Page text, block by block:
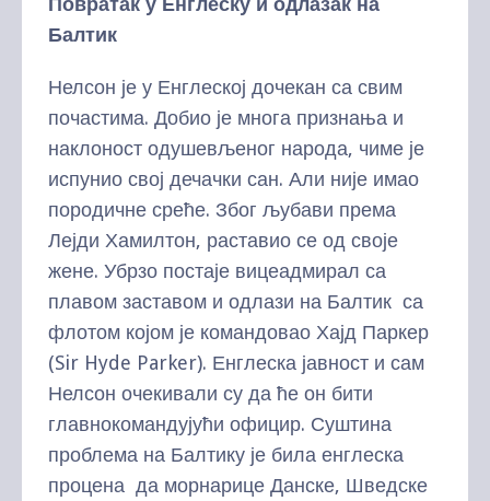
Балтик
Нелсон је у Енглеској дочекан са свим
почастима. Добио је многа признања и
наклоност одушевљеног народа, чиме је
испунио свој дечачки сан. Али није имао
породичне среће. Због љубави према
Лејди Хамилтон, раставио се од своје
жене. Убрзо постаје вицеадмирал са
плавом заставом и одлази на Балтик са
флотом којом је командовао Хајд Паркер
(Sir Hyde Parker). Енглеска јавност и сам
Нелсон очекивали су да ће он бити
главнокомандујући официр. Суштина
проблема на Балтику је била енглеска
процена да морнарице Данске, Шведске